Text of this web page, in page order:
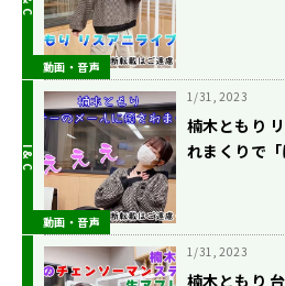
動画・音声
動画・音声
1/31, 2023
楠木ともり
れまくりで「
1/31, 2023
楠木ともり